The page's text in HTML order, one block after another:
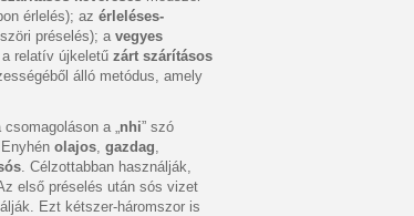
érlelés); az érleléses-
préselés); avegyes
relatív újkeletű zárt szárításos
álló metódus, amely
a „nhi” szó
olajos, gazdag,
. Célzottabban használják,
első préselés után sós vizet
Ezt kétszer-háromszor is